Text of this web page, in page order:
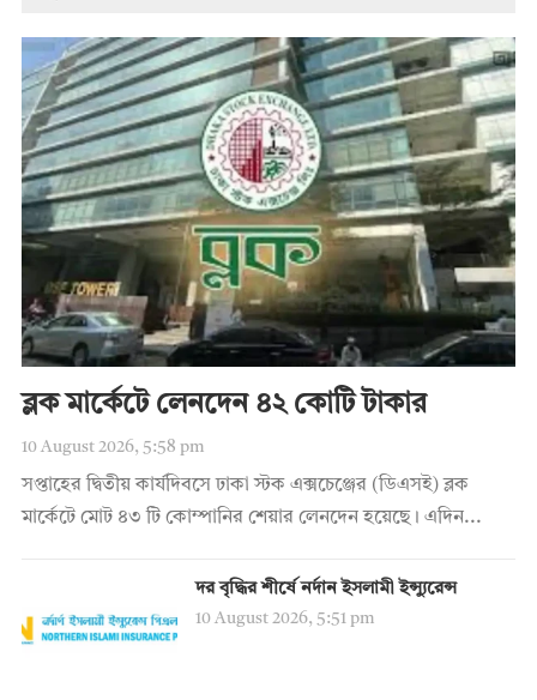
ব্লক মার্কেটে লেনদেন ৪২ কোটি টাকার
10 August 2026, 5:58 pm
সপ্তাহের দ্বিতীয় কার্যদিবসে ঢাকা স্টক এক্সচেঞ্জের (ডিএসই) ব্লক
মার্কেটে মোট ৪৩ টি কোম্পানির শেয়ার লেনদেন হয়েছে। এদিন...
দর বৃদ্ধির শীর্ষে নর্দান ইসলামী ইন্স্যুরেন্স
10 August 2026, 5:51 pm